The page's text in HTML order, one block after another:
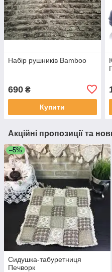
Набір рушників Bamboo
690 ₴
Купити
Акційні пропозиції та
–5%
Сидушка-табуретниця
Печворк